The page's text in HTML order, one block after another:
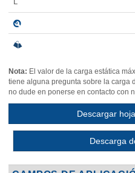
Nota: El valor de la carga estática
tiene alguna pregunta sobre la carga
no dude en ponerse en contacto con
Descargar
Descarga